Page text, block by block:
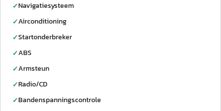
✓Navigatiesysteem
✓Airconditioning
✓Startonderbreker
✓ABS
✓Armsteun
✓Radio/CD
✓Bandenspanningscontrole